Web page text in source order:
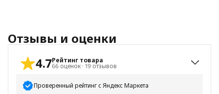
Отзывы и оценки
4.7Рейтинг товара
66 оценок · 19 отзывов
Проверенный рейтинг с Яндекс Маркета